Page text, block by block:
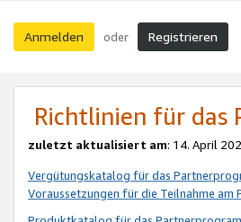
Anmelden oder Registrieren
Richtlinien für das
zuletzt aktualisiert am: 14. April
Vergütungskatalog für das
Voraussetzungen für die Teilnahme am